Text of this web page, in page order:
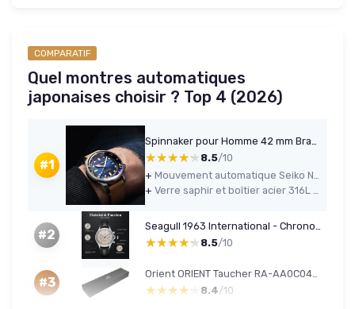
COMPARATIF
Quel montres automatiques
japonaises choisir ? Top 4 (2026)
#1 ★★★★★
★★★★★ 8.5/10
+
+
#2 ★★★★★
★★★★★ 8.5/10
#3 ★★★★★
★★★★★ 8.4/10